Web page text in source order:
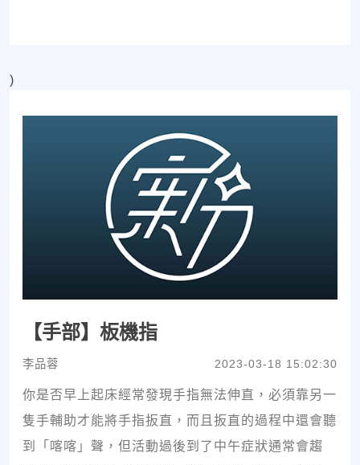
)
【手部】板機指
李品蓉 2023-03-18 15:02:30
你是否早上起床經常發現手指無法伸直，必須靠另一
隻手輔助才能將手指扳直，而且扳直的過程中還會聽
到「喀喀」聲，但活動過後到了中午症狀通常會趨